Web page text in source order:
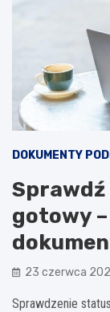
DOKUMENTY
gotowy
23 czerwca
Sprawdzenie